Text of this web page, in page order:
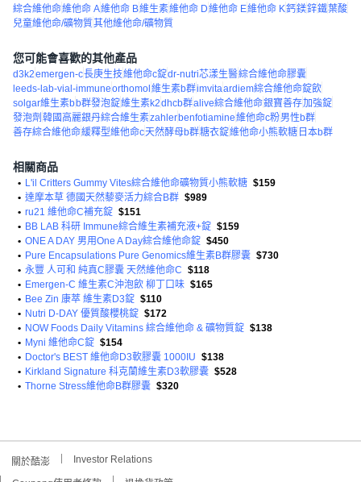
綜合維他命維他命 A維他命 B維生素維他命 D維他命 E維他命 K鈣鎂鋅鐵葉酸
兒童維他命/礦物質其他維他命/礦物質
您可能會喜歡的其他產品
d3k2emergen-c長庚生技維他命c錠dr-nutri芯漾生醫綜合維他命膠囊
leeds-lab-vial-immuneorthomol 維生素b群imvitaardiem綜合維他命錠飲
solgar維生素bb群發泡錠維生素k2dhcb群alive綜合維他命銀寶善存加強錠
發泡劑 韓國高麗銀丹綜合維生素zahlerbenfotiamine維他命c粉男性b群
善存綜合維他命緩釋型維他命c天然酵母b群糖衣錠維他命小熊軟糖 日本b群
相關商品
• L'il Critters Gummy Vites綜合維他命礦物質小熊軟糖 $159
• 達摩本草 德國天然藜麥活力綜合B群 $989
• ru21 維他命C補充錠 $151
• BB LAB 科研 Immune綜合維生素補充液+錠 $159
• ONE A DAY 男用One A Day綜合維他命錠 $450
• Pure Encapsulations Pure Genomics維生素B群膠囊 $730
• 永豐 人可和 純真C膠囊 天然維他命C $118
• Emergen-C 維生素C沖泡飲 柳丁口味 $165
• Bee Zin 康萃 維生素D3錠 $110
• Nutri D-DAY 優質酸櫻桃錠 $172
• NOW Foods Daily Vitamins 綜合維他命 & 礦物質錠 $138
• Myni 維他命C錠 $154
• Doctor's BEST 維他命D3軟膠囊 1000IU $138
• Kirkland Signature 科克蘭維生素D3軟膠囊 $528
• Thorne Stress維他命B群膠囊 $320
關於酷澎 Investor Relations